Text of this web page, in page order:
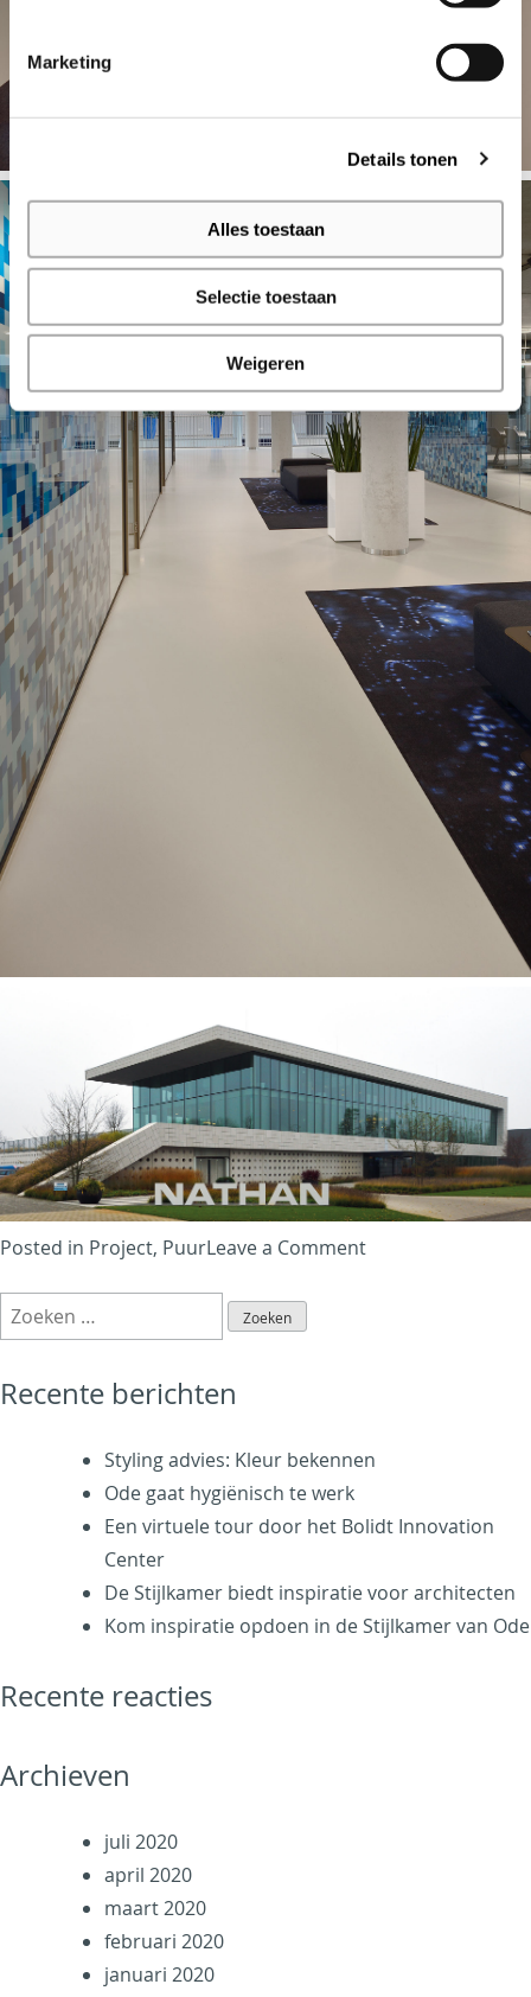
Marketing
Details tonen
Alles toestaan
Selectie toestaan
Weigeren
Posted in Project, PuurLeave a Commenton
Zoeken
naar:
Recente berichten
Styling advies: Kleur bekennen
Ode gaat hygiënisch te werk
Een virtuele tour door het Bolidt Innovation
Center
De Stijlkamer biedt inspiratie voor architecten
Kom inspiratie opdoen in de Stijlkamer van Ode
Recente reacties
Archieven
juli 2020
april 2020
maart 2020
februari 2020
januari 2020